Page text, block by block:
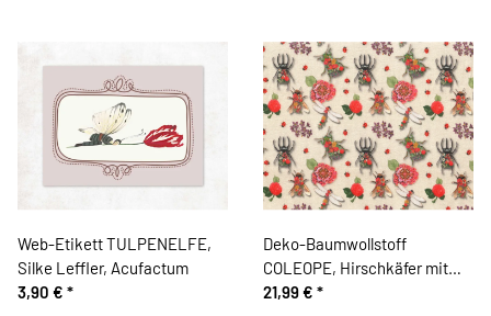
Web-Etikett TULPENELFE,
Silke Leffler, Acufactum
3,90 € *
Deko-Baumwollstoff
COLEOPE, Hirschkäfer mit
Blümchen
21,99 € *